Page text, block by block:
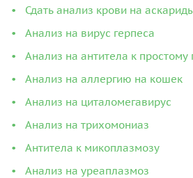
Сдать анализ крови на
Анализ на вирус герпеса
Анализ на антитела к простому
Анализ на аллергию на кошек
Анализ на циталомегавирус
Анализ на трихомониаз
Антитела к микоплазмозу
Анализ на уреаплазмоз